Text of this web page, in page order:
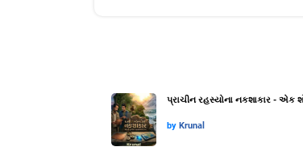
પ્રાચીન રહસ્યોના નકશાકાર - એક
by Krunal